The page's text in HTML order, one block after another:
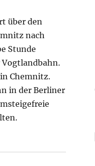
über den
nach
Stunde
Vogtlandbahn.
Chemnitz.
in der Berliner